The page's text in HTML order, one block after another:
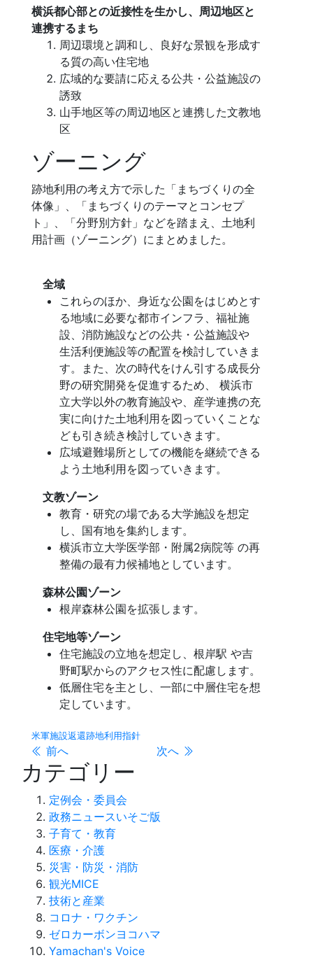
横浜都心部との近接性を生かし、周辺地区と
連携するまち
周辺環境と調和し、良好な景観を形成す
る質の高い住宅地
広域的な要請に応える公共・公益施設の
誘致
山手地区等の周辺地区と連携した文教地
区
ゾーニング
跡地利用の考え方で示した「まちづくりの全
体像」、「まちづくりのテーマとコンセプ
ト」、「分野別方針」などを踏まえ、土地利
用計画（ゾーニング）にまとめました。
全域
これらのほか、身近な公園をはじめとす
る地域に必要な都市インフラ、福祉施
設、消防施設などの公共・公益施設や
生活利便施設等の配置を検討していきま
す。また、次の時代をけん引する成長分
野の研究開発を促進するため、 横浜市
立大学以外の教育施設や、産学連携の充
実に向けた土地利用を図っていくことな
ども引き続き検討していきます。
広域避難場所としての機能を継続できる
よう土地利用を図っていきます。
文教ゾーン
教育・研究の場である大学施設を想定
し、国有地を集約します。
横浜市立大学医学部・附属2病院等 の再
整備の最有力候補地としています。
森林公園ゾーン
根岸森林公園を拡張します。
住宅地等ゾーン
住宅施設の立地を想定し、根岸駅 や吉
野町駅からのアクセス性に配慮します。
低層住宅を主とし、一部に中層住宅を想
定しています。
米軍施設返還跡地利用指針
前へ 次へ
カテゴリー
定例会・委員会
政務ニュースいそご版
子育て・教育
医療・介護
災害・防災・消防
観光MICE
技術と産業
コロナ・ワクチン
ゼロカーボンヨコハマ
Yamachan's Voice